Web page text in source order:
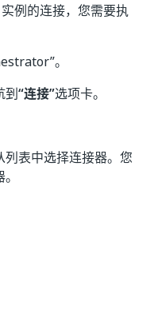
例的连接，您需要执
。
到“连接”选项卡。
表中选择连接器。您